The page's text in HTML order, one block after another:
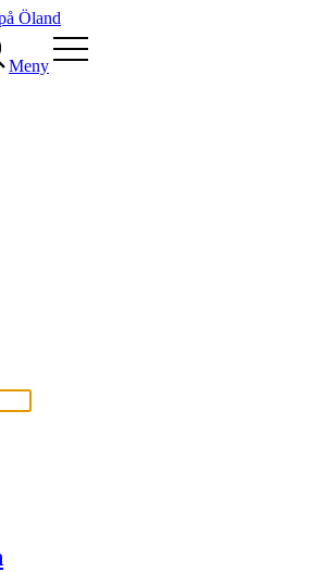
Öland
Meny